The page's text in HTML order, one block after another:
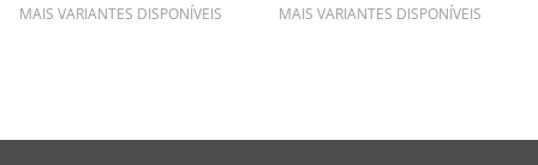
MAIS VARIANTES DISPONÍVEIS MAIS VARIANTES DISPONÍVEIS